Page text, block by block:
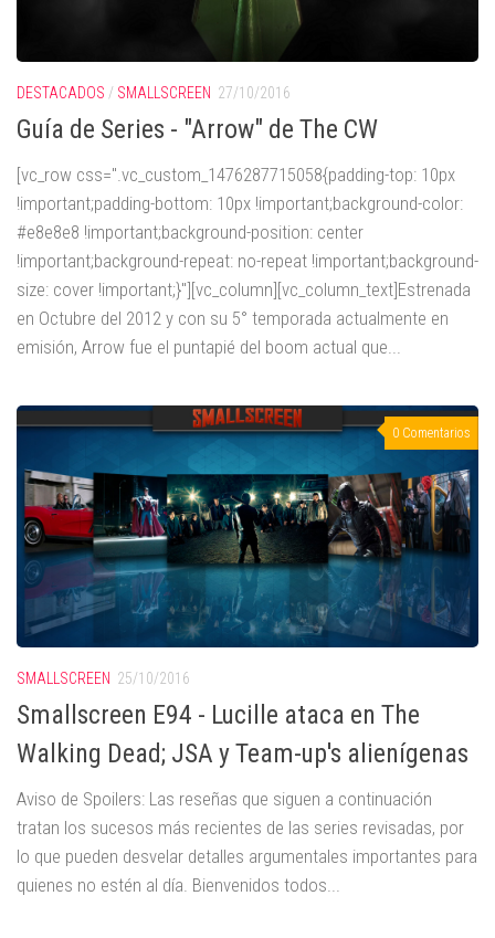
DESTACADOS / SMALLSCREEN 27/10/2016
Guía de Series - "Arrow" de The CW
[vc_row css=".vc_custom_1476287715058{padding-top: 10px
!important;padding-bottom: 10px !important;background-color:
#e8e8e8 !important;background-position: center
!important;background-repeat: no-repeat !important;background-
size: cover !important;}"][vc_column][vc_column_text]Estrenada
en Octubre del 2012 y con su 5° temporada actualmente en
emisión, Arrow fue el puntapié del boom actual que...
0 Comentarios
SMALLSCREEN 25/10/2016
Smallscreen E94 - Lucille ataca en The
Walking Dead; JSA y Team-up's alienígenas
Aviso de Spoilers: Las reseñas que siguen a continuación
tratan los sucesos más recientes de las series revisadas, por
lo que pueden desvelar detalles argumentales importantes para
quienes no estén al día. Bienvenidos todos...